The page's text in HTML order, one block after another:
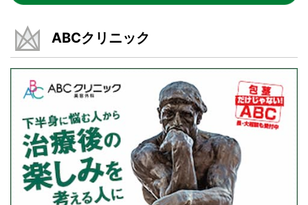
ABCクリニック